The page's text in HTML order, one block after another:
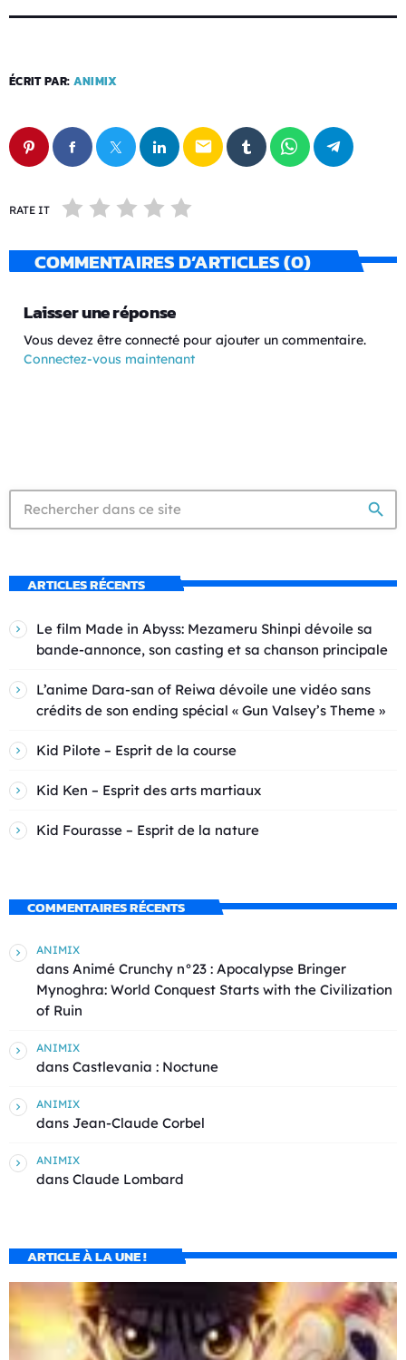
ÉCRIT PAR: ANIMIX
email
RATE IT
COMMENTAIRES D’ARTICLES (0)
Laisser une réponse
Vous devez être connecté pour ajouter un commentaire.
Connectez-vous maintenant
search
ARTICLES RÉCENTS
Le film Made in Abyss: Mezameru Shinpi dévoile sa
bande-annonce, son casting et sa chanson principale
L’anime Dara-san of Reiwa dévoile une vidéo sans
crédits de son ending spécial « Gun Valsey’s Theme »
Kid Pilote – Esprit de la course
Kid Ken – Esprit des arts martiaux
Kid Fourasse – Esprit de la nature
COMMENTAIRES RÉCENTS
ANIMIX
dans Animé Crunchy n°23 : Apocalypse Bringer
Mynoghra: World Conquest Starts with the Civilization
of Ruin
ANIMIX
dans Castlevania : Noctune
ANIMIX
dans Jean-Claude Corbel
ANIMIX
dans Claude Lombard
ARTICLE À LA UNE !